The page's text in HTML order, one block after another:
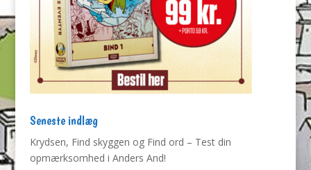
Seneste indlæg
Krydsen, Find skyggen og Find ord – Test din
opmærksomhed i Anders And!